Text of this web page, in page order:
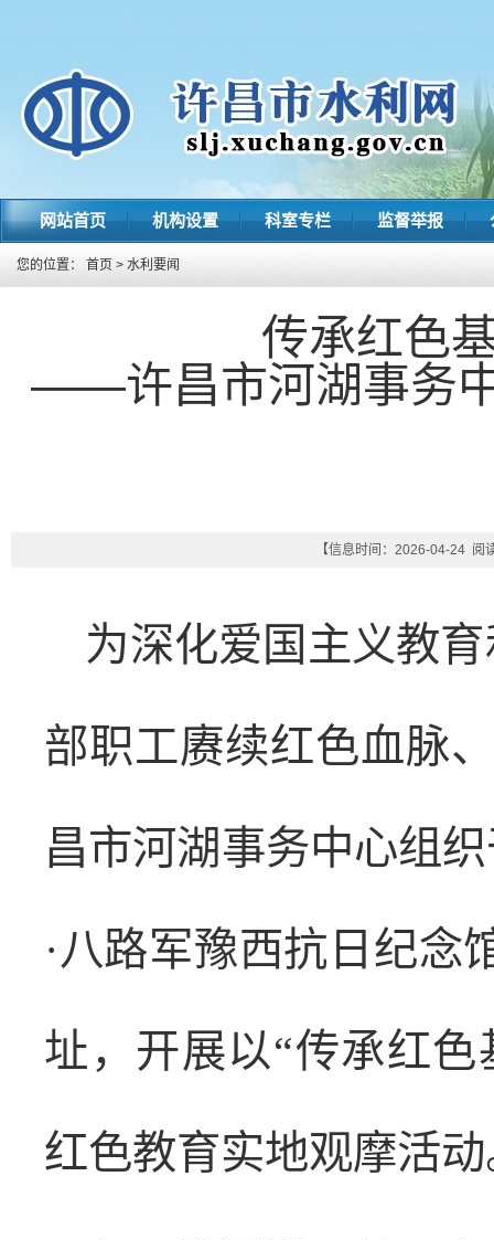
网站首页 机构设置 科室专栏 监督举报
您的位置： 首页 > 水利要闻
传承红色
——许昌市河湖事务
【信息时间：2026-04-24 阅
为深化爱国主义教
部职工赓续红色血脉
昌市河湖事务中心组
·八路军豫西抗日纪念
址，开展以“传承红
红色教育实地观摩活